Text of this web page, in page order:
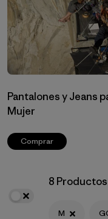
Filtrar por
Sport
Filtrar por
Gender
Pantalones y Jeans
Mujer
Comprar
8 Productos
M